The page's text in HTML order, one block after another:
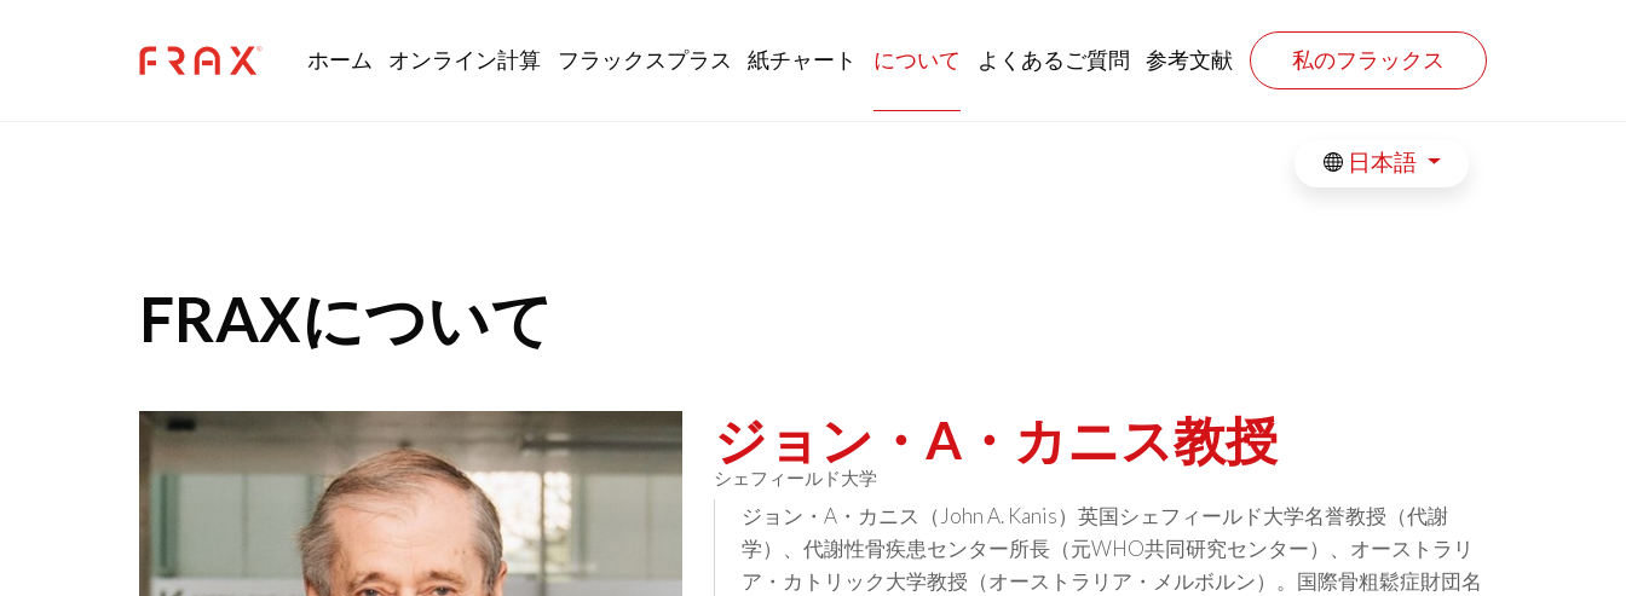
Main navigation
ホーム オンライン計算 フラックスプラス 紙チャート について よくあるご質問 参考文献 私のフラックス
日本語
FRAXについて
ジョン・A・カニス教授
シェフィールド大学
ジョン・A・カニス（John A. Kanis）英国シェフィールド大学名誉教授（代謝
学）、代謝性骨疾患センター所長（元WHO共同研究センター）、オーストラリ
ア・カトリック大学教授（オーストラリア・メルボルン）。国際骨粗鬆症財団名